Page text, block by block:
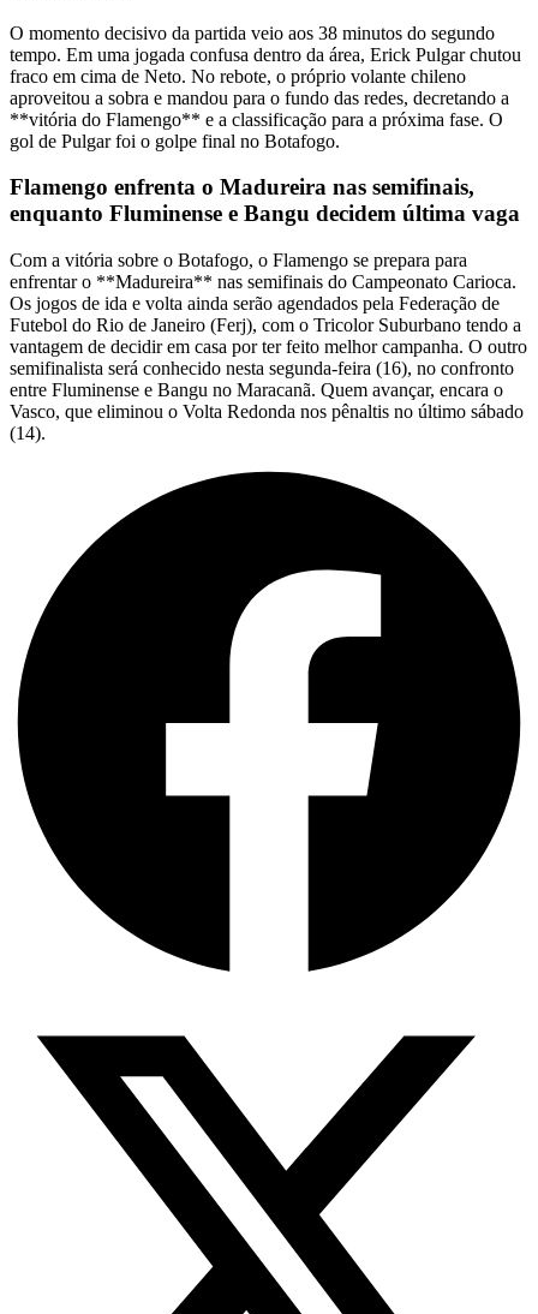
O momento decisivo da partida veio aos 38 minutos do segundo
tempo. Em uma jogada confusa dentro da área, Erick Pulgar chutou
fraco em cima de Neto. No rebote, o próprio volante chileno
aproveitou a sobra e mandou para o fundo das redes, decretando a
**vitória do Flamengo** e a classificação para a próxima fase. O
gol de Pulgar foi o golpe final no Botafogo.
Flamengo enfrenta o Madureira nas semifinais,
enquanto Fluminense e Bangu decidem última vaga
Com a vitória sobre o Botafogo, o Flamengo se prepara para
enfrentar o **Madureira** nas semifinais do Campeonato Carioca.
Os jogos de ida e volta ainda serão agendados pela Federação de
Futebol do Rio de Janeiro (Ferj), com o Tricolor Suburbano tendo a
vantagem de decidir em casa por ter feito melhor campanha. O outro
semifinalista será conhecido nesta segunda-feira (16), no confronto
entre Fluminense e Bangu no Maracanã. Quem avançar, encara o
Vasco, que eliminou o Volta Redonda nos pênaltis no último sábado
(14).